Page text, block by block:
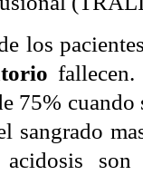
los
75% cuando
sangrado
son